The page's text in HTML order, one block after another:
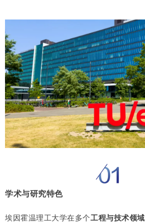
学术与研究特色
埃因霍温理工大学在多个工程与技术领域